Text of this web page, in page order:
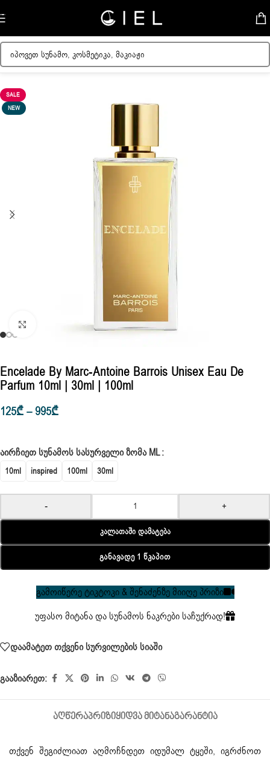
Skip to navigation
მთავარი/მამაკაცის სუნამოები
SALE
NEW
Click to enlarge
Encelade By Marc-Antoine Barrois Unisex Eau De
Parfum 10ml | 30ml | 100ml
125₾– 995₾
ᲐᲘᲠᲩᲘᲔᲗ ᲡᲣᲜᲐᲛᲝᲡ ᲡᲐᲡᲣᲠᲕᲔᲚᲘ ᲖᲝᲛᲐ ML
10ml inspired 100ml 30ml
- +
Კალათაში Დამატება
Განავადე 1 Წკაპით
გამოიწერე ტიკტოკი & შენაძენზე მიიღე პრიზი
უფასო მიტანა და სუნამოს ნაკრები საჩუქრად!
დაამატეთ თქვენი სურვილების სიაში
გააზიარეთ:
ᲐᲦᲬᲔᲠᲐᲞᲠᲘᲖᲘᲧᲘᲓᲕᲐ ᲛᲘᲢᲐᲜᲐᲒᲐᲠᲐᲜᲢᲘᲐ
თქვენ შეგიძლიათ აღმოჩნდეთ იდუმალ ტყეში, იგრძნოთ